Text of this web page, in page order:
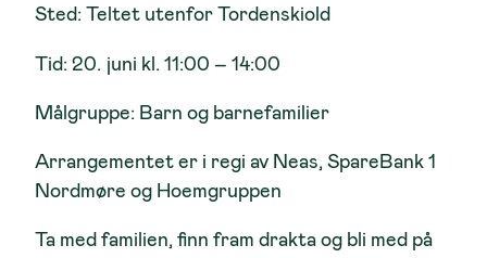
Sted: Teltet utenfor Tordenskiold
Tid: 20. juni kl. 11:00 – 14:00
Målgruppe: Barn og barnefamilier
Arrangementet er i regi av Neas, SpareBank 1
Nordmøre og Hoemgruppen
Ta med familien, finn fram drakta og bli med på